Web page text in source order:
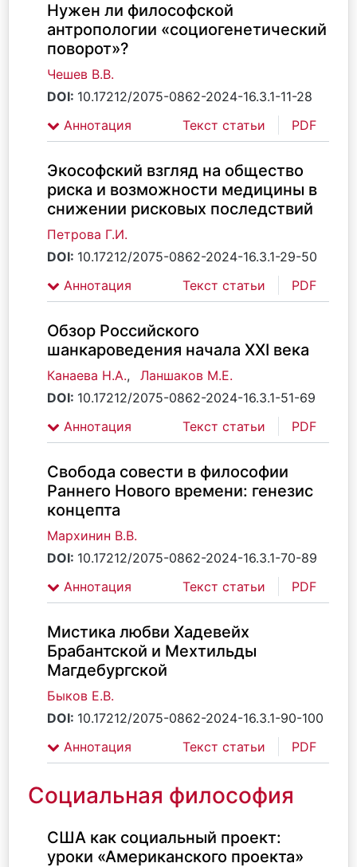
Нужен ли философской
антропологии «социогенетический
поворот»?
Чешев В.В.
DOI: 10.17212/2075-0862-2024-16.3.1-11-28
Аннотация
Текст статьи PDF
Экософский взгляд на общество
риска и возможности медицины в
снижении рисковых последствий
Петрова Г.И.
DOI: 10.17212/2075-0862-2024-16.3.1-29-50
Аннотация
Текст статьи PDF
Обзор Российского
шанкароведения начала XXI века
Канаева Н.А.,
Ланшаков М.Е.
DOI: 10.17212/2075-0862-2024-16.3.1-51-69
Аннотация
Текст статьи PDF
Свобода совести в философии
Раннего Нового времени: генезис
концепта
Мархинин В.В.
DOI: 10.17212/2075-0862-2024-16.3.1-70-89
Аннотация
Текст статьи PDF
Мистика любви Хадевейх
Брабантской и Мехтильды
Магдебургской
Быков Е.В.
DOI: 10.17212/2075-0862-2024-16.3.1-90-100
Аннотация
Текст статьи PDF
Социальная философия
США как социальный проект:
уроки «Американского проекта»